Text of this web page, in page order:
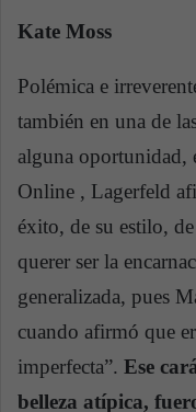
Kate Moss
Polémica e
también en una de
alguna oportunidad,
Online , Lagerfeld
éxito, de su estilo,
querer ser la
generalizada, pues
cuando afirmó que
imperfecta”. Ese
belleza atípica,